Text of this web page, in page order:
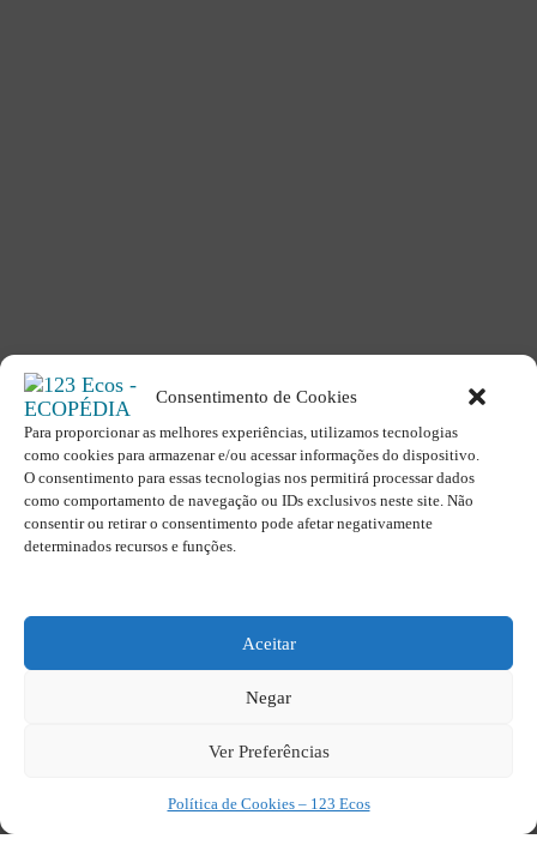
Consentimento de Cookies
Para proporcionar as melhores experiências, utilizamos tecnologias
como cookies para armazenar e/ou acessar informações do dispositivo.
O consentimento para essas tecnologias nos permitirá processar dados
como comportamento de navegação ou IDs exclusivos neste site. Não
consentir ou retirar o consentimento pode afetar negativamente
determinados recursos e funções.
Aceitar
Negar
Ver Preferências
Política de Cookies – 123 Ecos
O site é um movimento ambientalista!
Participe você também!
Podemos fazer muito
se nos unirmos!
Contato - contato@123ecos.com.br
2025 - Todos os direitos reservados à